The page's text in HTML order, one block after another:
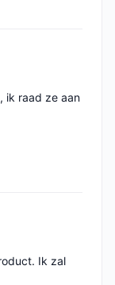
ik raad ze aan
Ik zal